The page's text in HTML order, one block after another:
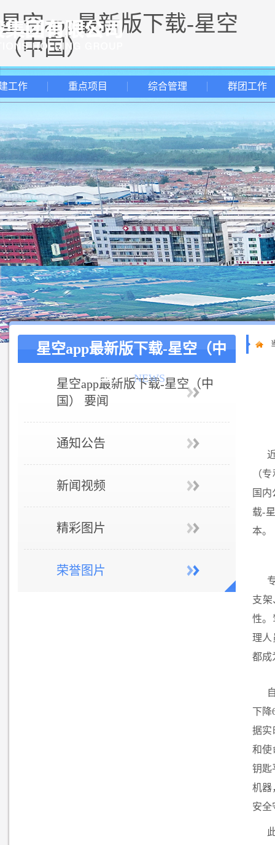
星空app最新版下载-星空
（中国）
工作 重点项目 综合管理 群团工作
星空app最新版下载-星空（中
国） NEWS
星空app最新版下载-星空（中
国） 要闻
通知公告
新闻视频
精彩图片
荣誉图片
（
国
载-
本。
支
性。
理人
都成
下降
据实
和使
钥匙
机器
安全